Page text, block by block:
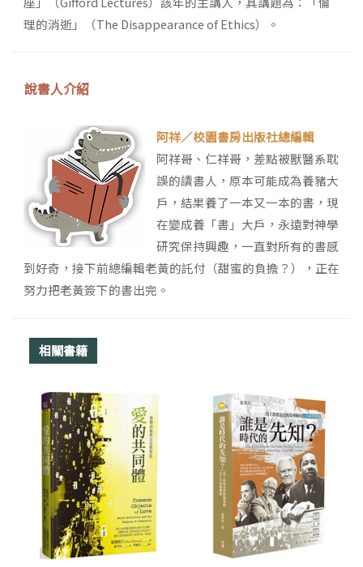
理的消逝」（The Disappearance of Ethics）。
說書人介紹
阿祥／校園書房出版社總編輯
阿祥哥、仁祥哥，差點被獸醫系耽
誤的讀書人，原本可能成為養豬大
戶，結果養了一本又一本的書，現
在變成養「書」大戶，永遠對神學
研究保持興趣，一直對所有的書感
到好奇，接下前總編輯老黃的託付（甜蜜的負擔？），正在
努力把老黃簽下的書出完。
相關書籍